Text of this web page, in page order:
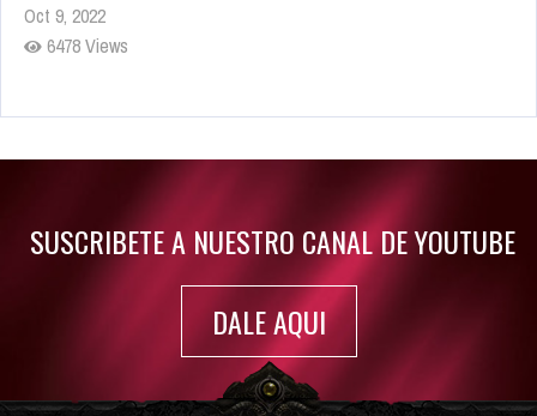
Oct 9, 2022
6478 Views
Rumor: Se filtran los primeros detalles de Resident Evil 9
SUSCRIBETE A NUESTRO CANAL DE YOUTUBE
DALE AQUI